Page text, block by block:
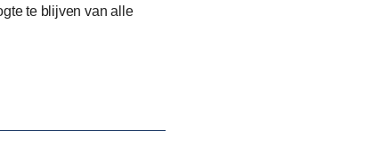
te blijven van alle